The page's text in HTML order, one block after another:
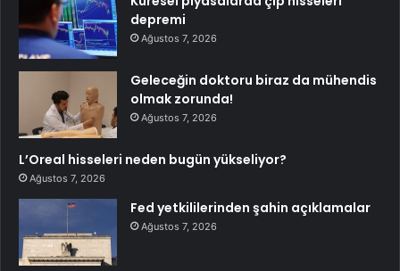
depremi
Ağustos 7, 2026
Geleceğin doktoru biraz da mühendis
olmak zorunda!
Ağustos 7, 2026
L’Oreal hisseleri neden bugün yükseliyor?
Ağustos 7, 2026
Fed yetkililerinden şahin açıklamalar
Ağustos 7, 2026